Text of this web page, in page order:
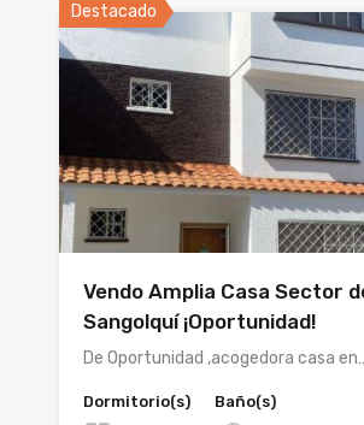
Destacado
Vendo Amplia Casa Sector
Sangolquí ¡Oportunidad!
De Oportunidad ,acogedora casa
Dormitorio(s) Baño(s)